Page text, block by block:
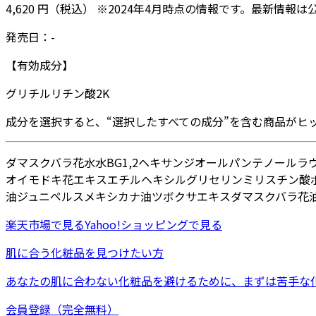
4,620 円 （税込） ※2024年4月時点の情報です。最新情報は
発売日： -
【有効成分】
グリチルリチン酸2K
成分を選択すると、“選択したすべての成分”を含む商品がヒ
ダマスクバラ花水水BG1,2ヘキサンジオールパンテノールラ
オイモドキ花エキスエチルヘキシルグリセリンミリスチン酸
油ジュニペルスメキシカナ油ツボクサエキスダマスクバラ花
楽天市場で見るYahoo!ショッピングで見る
肌に合う化粧品を見つけたい方
あなたの肌に合わない化粧品を避けるために、まずは苦手な
会員登録（完全無料）